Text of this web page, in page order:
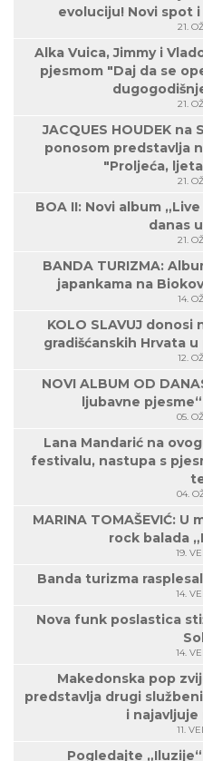
evoluciju! Novi spot
21.
Alka Vuica, Jimmy i
pjesmom "Daj da se
21.
JACQUES HOUDEK
ponosom predstavlja
"Proljeća,
21.
BOA II: Novi album
danas
21.
BANDA TURIZMA:
japankama na
14.
KOLO SLAVUJ
gradišćanskih Hrvata
12.
NOVI ALBUM OD
ljubavne
05.
Lana Mandarić na
festivalu, nastupa s
04.
MARINA TOMAŠEVIĆ:
rock balada
19.
Banda turizma
14.
Nova funk poslastica
14.
Makedonska pop
predstavlja drugi
i najavljuje
11.
Pogledajte